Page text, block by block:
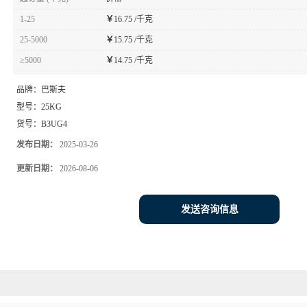
1-25 ￥ 16.75 /千克
25-5000 ￥ 15.75 /千克
≥5000 ￥ 14.75 /千克
品牌：
巴斯夫
型号： 25KG
货号： B3UG4
发布日期： 2025-03-26
更新日期： 2026-08-06
发送咨询信息